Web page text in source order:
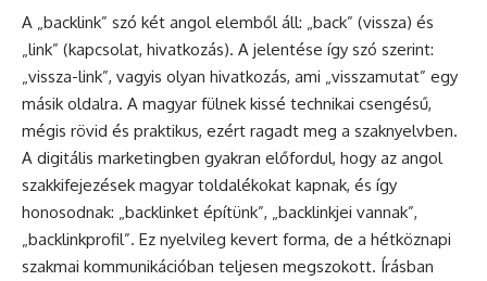
A „backlink” szó két angol elemből áll: „back” (vissza) és
„link” (kapcsolat, hivatkozás). A jelentése így szó szerint:
„vissza-link”, vagyis olyan hivatkozás, ami „visszamutat” egy
másik oldalra. A magyar fülnek kissé technikai csengésű,
mégis rövid és praktikus, ezért ragadt meg a szaknyelvben.
A digitális marketingben gyakran előfordul, hogy az angol
szakkifejezések magyar toldalékokat kapnak, és így
honosodnak: „backlinket építünk”, „backlinkjei vannak”,
„backlinkprofil”. Ez nyelvileg kevert forma, de a hétköznapi
szakmai kommunikációban teljesen megszokott. Írásban